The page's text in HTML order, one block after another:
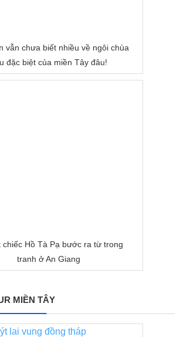
vẫn chưa biết nhiều về ngôi chùa
đặc biệt của miền Tây đâu!
chiếc Hồ Tà Pạ bước ra từ trong
tranh ở An Giang
MIỀN TÂY